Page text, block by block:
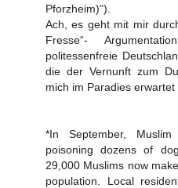
Pforzheim)“).
Ach, es geht mit mir
Fresse“-
politessenfreie
die der Vernunft zum
mich im Paradies
*In September,
poisoning dozens of
29,000 Muslims now
population. Local